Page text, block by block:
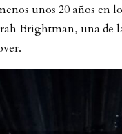
unos 20 años
Brightman, una de